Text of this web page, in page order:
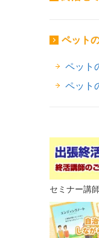
ペット
ペット
ペット
セミナー講